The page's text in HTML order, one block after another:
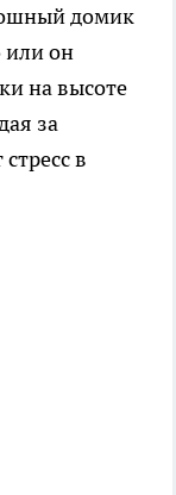
домик
или он
на высоте
за
в